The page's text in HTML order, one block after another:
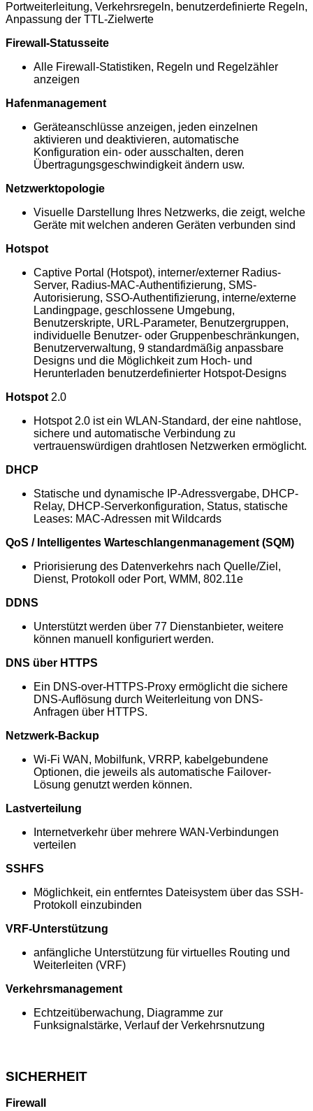
Portweiterleitung, Verkehrsregeln, benutzerdefinierte Regeln,
Anpassung der TTL-Zielwerte
Firewall-Statusseite
Alle Firewall-Statistiken, Regeln und Regelzähler
anzeigen
Hafenmanagement
Geräteanschlüsse anzeigen, jeden einzelnen
aktivieren und deaktivieren, automatische
Konfiguration ein- oder ausschalten, deren
Übertragungsgeschwindigkeit ändern usw.
Netzwerktopologie
Visuelle Darstellung Ihres Netzwerks, die zeigt, welche
Geräte mit welchen anderen Geräten verbunden sind
Hotspot
Captive Portal (Hotspot), interner/externer Radius-
Server, Radius-MAC-Authentifizierung, SMS-
Autorisierung, SSO-Authentifizierung, interne/externe
Landingpage, geschlossene Umgebung,
Benutzerskripte, URL-Parameter, Benutzergruppen,
individuelle Benutzer- oder Gruppenbeschränkungen,
Benutzerverwaltung, 9 standardmäßig anpassbare
Designs und die Möglichkeit zum Hoch- und
Herunterladen benutzerdefinierter Hotspot-Designs
Hotspot 2.0
Hotspot 2.0 ist ein WLAN-Standard, der eine nahtlose,
sichere und automatische Verbindung zu
vertrauenswürdigen drahtlosen Netzwerken ermöglicht.
DHCP
Statische und dynamische IP-Adressvergabe, DHCP-
Relay, DHCP-Serverkonfiguration, Status, statische
Leases: MAC-Adressen mit Wildcards
QoS / Intelligentes Warteschlangenmanagement (SQM)
Priorisierung des Datenverkehrs nach Quelle/Ziel,
Dienst, Protokoll oder Port, WMM, 802.11e
DDNS
Unterstützt werden über 77 Dienstanbieter, weitere
können manuell konfiguriert werden.
DNS über HTTPS
Ein DNS-over-HTTPS-Proxy ermöglicht die sichere
DNS-Auflösung durch Weiterleitung von DNS-
Anfragen über HTTPS.
Netzwerk-Backup
Wi-Fi WAN, Mobilfunk, VRRP, kabelgebundene
Optionen, die jeweils als automatische Failover-
Lösung genutzt werden können.
Lastverteilung
Internetverkehr über mehrere WAN-Verbindungen
verteilen
SSHFS
Möglichkeit, ein entferntes Dateisystem über das SSH-
Protokoll einzubinden
VRF-Unterstützung
anfängliche Unterstützung für virtuelles Routing und
Weiterleiten (VRF)
Verkehrsmanagement
Echtzeitüberwachung, Diagramme zur
Funksignalstärke, Verlauf der Verkehrsnutzung
SICHERHEIT
Firewall